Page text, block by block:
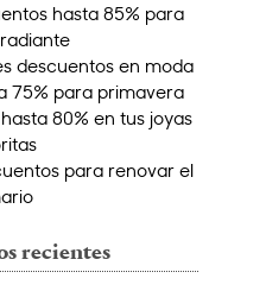
hasta 85% para
descuentos en moda
75% para primavera
80% en tus joyas
para renovar el
recientes